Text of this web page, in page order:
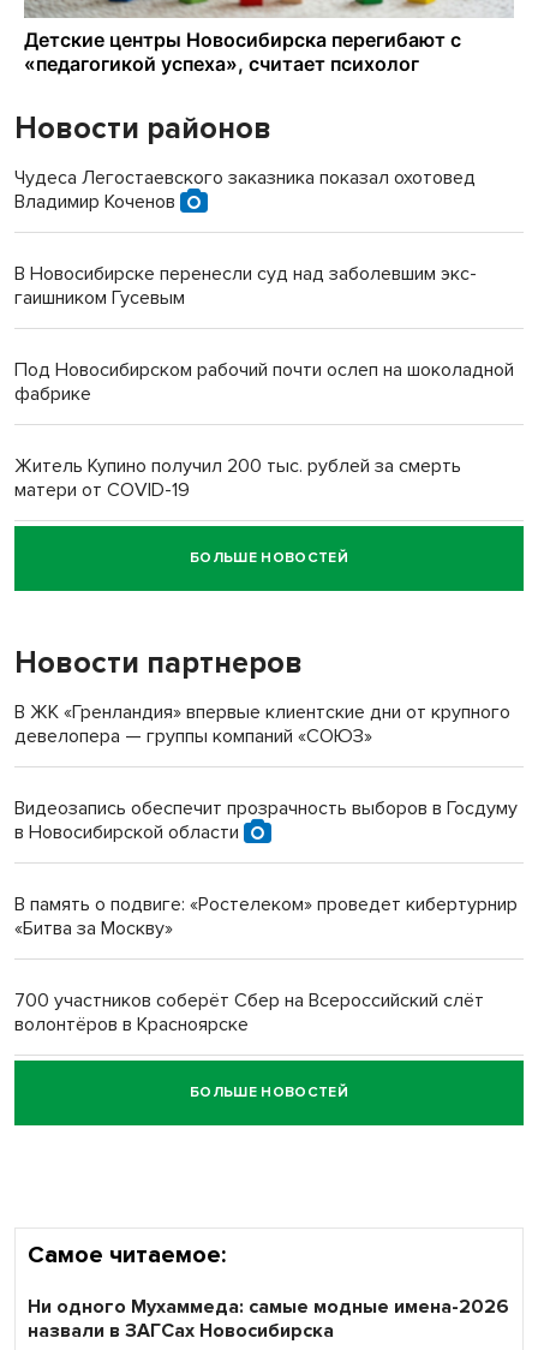
Новости районов
Чудеса Легостаевского заказника показал охотовед
Владимир Коченов
В Новосибирске перенесли суд над заболевшим экс-
гаишником Гусевым
Под Новосибирском рабочий почти ослеп на шоколадной
фабрике
Житель Купино получил 200 тыс. рублей за смерть
матери от COVID-19
Новосибирский суд наказал водителя за смерть
пенсионерки на вокзале
«Мы живём на пастбище!»: в новосибирском селе лошади
терроризируют жителей
Инвалид получил условный срок за избиение врачей
Новосибирский преподаватель с женой вошли в топ-16
Обновлённое отделение ВТБ открылось в Искитиме
БОЛЬШЕ НОВОСТЕЙ
Новости партнеров
В ЖК «Гренландия» впервые клиентские дни от крупного
девелопера — группы компаний «СОЮЗ»
Видеозапись обеспечит прозрачность выборов в Госдуму
в Новосибирской области
В память о подвиге: «Ростелеком» проведет кибертурнир
«Битва за Москву»
700 участников соберёт Сбер на Всероссийский слёт
волонтёров в Красноярске
Честный выбор: видеонаблюдение обеспечит
объективность результатов ЕДГ в Новосибирской
БОЛЬШЕ НОВОСТЕЙ
Самое читаемое:
Ни одного Мухаммеда: самые модные имена-2026
назвали в ЗАГСах Новосибирска